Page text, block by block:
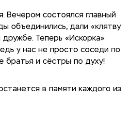
Вечером состоялся главный
объединились, дали «клятву
Теперь «Искорка»
у нас не просто соседи по
братья и сёстры по духу!
в памяти каждого из